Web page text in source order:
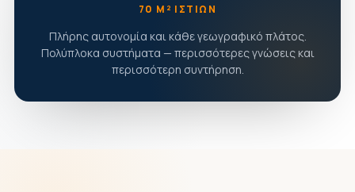
70 Μ² ΙΣΤΊΩΝ
Πλήρης αυτονομία και κάθε γεωγραφικό πλάτος.
Πολύπλοκα συστήματα — περισσότερες γνώσεις και
περισσότερη συντήρηση.